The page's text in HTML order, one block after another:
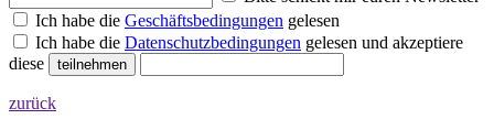
Ich habe die Geschäftsbedingungen gelesen
Ich habe die Datenschutzbedingungen gelesen und akzeptiere
diese
zurück